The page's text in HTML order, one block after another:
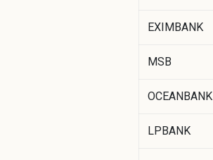
EXIMBANK
MSB
OCEANBANK
LPBANK